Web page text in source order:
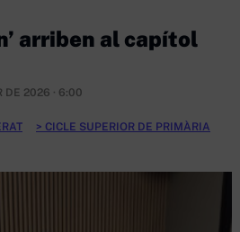
arriben al capítol
DE 2026 · 6:00
CICLE SUPERIOR DE PRIMÀRIA